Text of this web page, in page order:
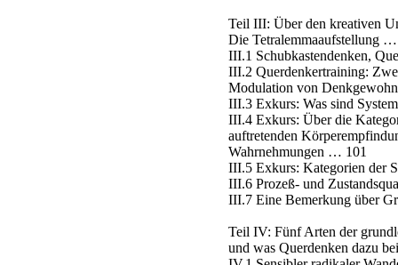
Teil III: Über den kreativen
Die Tetralemmaaufstellung
III.1 Schubkastendenken,
III.2 Querdenkertraining:
Modulation von
III.3 Exkurs: Was sind
III.4 Exkurs: Über die
auftretenden
Wahrnehmungen … 101
III.5 Exkurs: Kategorien der
III.6 Prozeß- und
III.7 Eine Bemerkung über
Teil IV: Fünf Arten der
und was Querdenken dazu